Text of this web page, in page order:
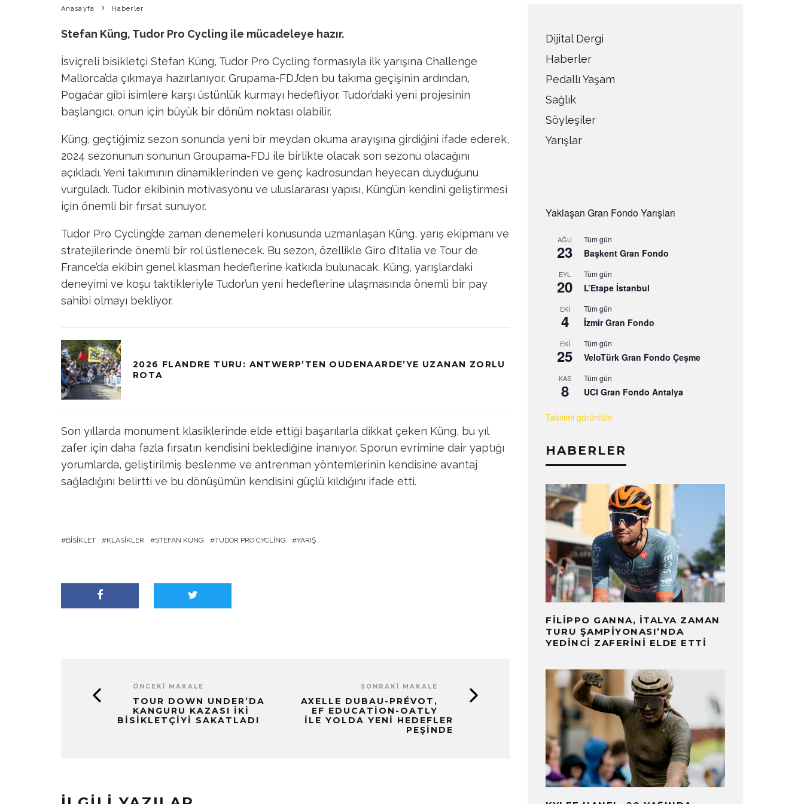
Anasayfa Haberler
Stefan Küng, Tudor Pro Cycling ile mücadeleye hazır.
İsviçreli bisikletçi Stefan Küng, Tudor Pro Cycling formasıyla ilk yarışına Challenge
Mallorca’da çıkmaya hazırlanıyor. Grupama-FDJ’den bu takıma geçişinin ardından,
Pogačar gibi isimlere karşı üstünlük kurmayı hedefliyor. Tudor’daki yeni projesinin
başlangıcı, onun için büyük bir dönüm noktası olabilir.
Küng, geçtiğimiz sezon sonunda yeni bir meydan okuma arayışına girdiğini ifade ederek,
2024 sezonunun sonunun Groupama-FDJ ile birlikte olacak son sezonu olacağını
açıkladı. Yeni takımının dinamiklerinden ve genç kadrosundan heyecan duyduğunu
vurguladı. Tudor ekibinin motivasyonu ve uluslararası yapısı, Küng’ün kendini geliştirmesi
için önemli bir fırsat sunuyor.
Tudor Pro Cycling’de zaman denemeleri konusunda uzmanlaşan Küng, yarış ekipmanı ve
stratejilerinde önemli bir rol üstlenecek. Bu sezon, özellikle Giro d’Italia ve Tour de
France’da ekibin genel klasman hedeflerine katkıda bulunacak. Küng, yarışlardaki
deneyimi ve koşu taktikleriyle Tudor’un yeni hedeflerine ulaşmasında önemli bir pay
sahibi olmayı bekliyor.
2026 FLANDRE TURU: ANTWERP’TEN OUDENAARDE’YE UZANAN ZORLU
ROTA
Son yıllarda monument klasiklerinde elde ettiği başarılarla dikkat çeken Küng, bu yıl
zafer için daha fazla fırsatın kendisini beklediğine inanıyor. Sporun evrimine dair yaptığı
yorumlarda, geliştirilmiş beslenme ve antrenman yöntemlerinin kendisine avantaj
sağladığını belirtti ve bu dönüşümün kendisini güçlü kıldığını ifade etti.
BISIKLET KLASIKLER STEFAN KÜNG TUDOR PRO CYCLING YARIŞ
ÖNCEKI MAKALE
TOUR DOWN UNDER’DA
KANGURU KAZASI İKI
BISIKLETÇIYI SAKATLADI
SONRAKI MAKALE
AXELLE DUBAU-PRÉVOT,
EF EDUCATION-OATLY
İLE YOLDA YENI HEDEFLER
PEŞINDE
Dijital Dergi
Haberler
Pedallı Yaşam
Sağlık
Söyleşiler
Yarışlar
Yaklaşan Gran Fondo Yarışları
AĞU
23
Tüm gün
Başkent Gran Fondo
EYL
20
Tüm gün
L’Etape İstanbul
EKI
4
Tüm gün
İzmir Gran Fondo
EKI
25
Tüm gün
VeloTürk Gran Fondo Çeşme
KAS
8
Tüm gün
UCI Gran Fondo Antalya
Takvimi görüntüle
HABERLER
FILIPPO GANNA, İTALYA ZAMAN
TURU ŞAMPIYONASI’NDA
YEDINCI ZAFERINI ELDE ETTI